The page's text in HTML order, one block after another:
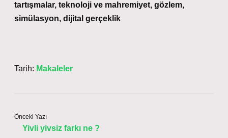
tartışmalar, teknoloji ve mahremiyet, gözlem,
simülasyon, dijital gerçeklik
Tarih: Makaleler
Önceki Yazı
Yivli yivsiz farkı ne ?